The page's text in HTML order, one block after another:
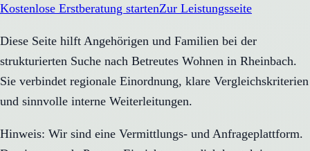
Kostenlose Erstberatung startenZur Leistungsseite
Diese Seite hilft Angehörigen und Familien bei der
strukturierten Suche nach Betreutes Wohnen in Rheinbach.
Sie verbindet regionale Einordnung, klare Vergleichskriterien
und sinnvolle interne Weiterleitungen.
Hinweis: Wir sind eine Vermittlungs- und Anfrageplattform.